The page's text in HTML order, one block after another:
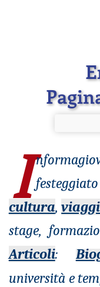
I
cultura,viaggi
stage,
Articoli:
università e